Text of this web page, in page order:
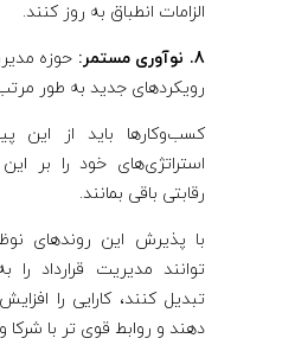
الزامات انطباق به روز کنند.
8. نوآوری مستمر:
حوزه
رویکردهای جدید به طور
کسب‌وکارها باید از این
استراتژی‌های خود را بر
رقابتی باقی بمانند.
با پذیرش این روندهای
توانند مدیریت قرارداد
تبدیل کنند، کارایی را
دهند و روابط قوی تر با شرکا